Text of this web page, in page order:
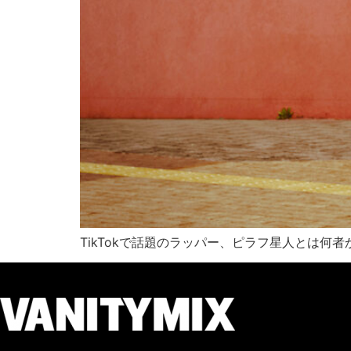
TikTokで話題のラッパー、ピラフ星人とは何者